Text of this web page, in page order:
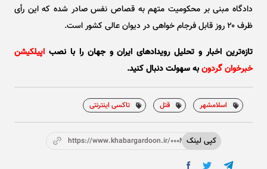
دادگاه مبنی بر محکومیت متهم به قصاص نفس صادر شده که این رأی
ظرف ۲۰ روز قابل فرجام خواهی در دیوان عالی کشور است.
تازه‌ترین اخبار و تحلیل‌ رویدادهای ایران و جهان را با نصب اپیلکیشن
خبرخوان گردونبه سهولت دنبال کنید.
اسلامشهر قتل تاکسی اینترنتی
کپی لینکhttps://www.khabargardoon.ir/000Ns9